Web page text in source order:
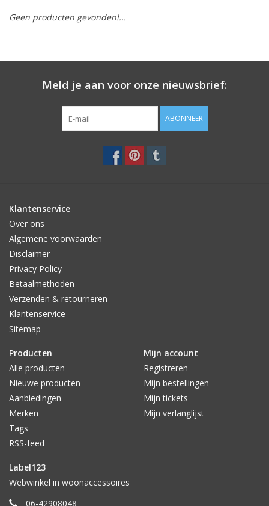
OUTDOOR
SALE
Geen producten gevonden!...
Meld je aan voor onze nieuwsbrief:
ABONNEER
Klantenservice
Over ons
Algemene voorwaarden
Disclaimer
Privacy Policy
Betaalmethoden
Verzenden & retourneren
Klantenservice
Sitemap
Producten
Alle producten
Nieuwe producten
Aanbiedingen
Merken
Tags
RSS-feed
Mijn account
Registreren
Mijn bestellingen
Mijn tickets
Mijn verlanglijst
Label123
Webwinkel in woonaccessoires
06-42908048